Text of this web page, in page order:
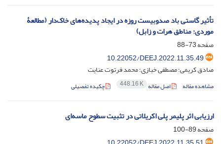
تأثیر گاستی باد صدوبیست روزه در ایجاد پدیده‌های خاک‌دار (مطالعۀ
موردی: مناطق هرات و زابل)
صفحه73-88
10.22052/DEEJ.2022.11.35.49
صادق کریمی؛ مصطفی خبازی؛ محمد فرتوت عنایت
مشاهده مقاله اصل مقاله 448.16 K چکیده تفصیلی
ارزیابی اثر پلیمر پلی اکریلاتی در تثبیت سطوح ماسه‌ای
صفحه89-100